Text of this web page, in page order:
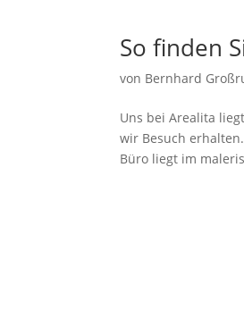
So finden
von Bernhard
Uns bei Arealita
wir Besuch
Büro liegt im